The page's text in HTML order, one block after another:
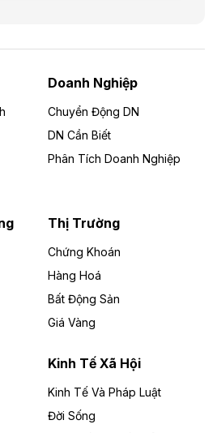
và phát điện Bắc Giang do
môi trường Bắc Giang làm
rộng ‘hệ sinh thái’
sự góp vốn của Công ty Cổ
Gia Lai (HoSE: DLG) được
4.750 tỷ đồng.
gần 59 ha đất làm khu
Thành
Công ty Amata thuê gần 59 ha
Doanh Nghiệp
Chuyển Động DN
DN Cần Biết
Phân Tích Doanh Nghiệp
Thị Trường
Chứng Khoán
Hàng Hoá
Bất Động Sản
Giá Vàng
Kinh Tế Xã Hội
Kinh Tế Và Pháp Luật
Đời Sống